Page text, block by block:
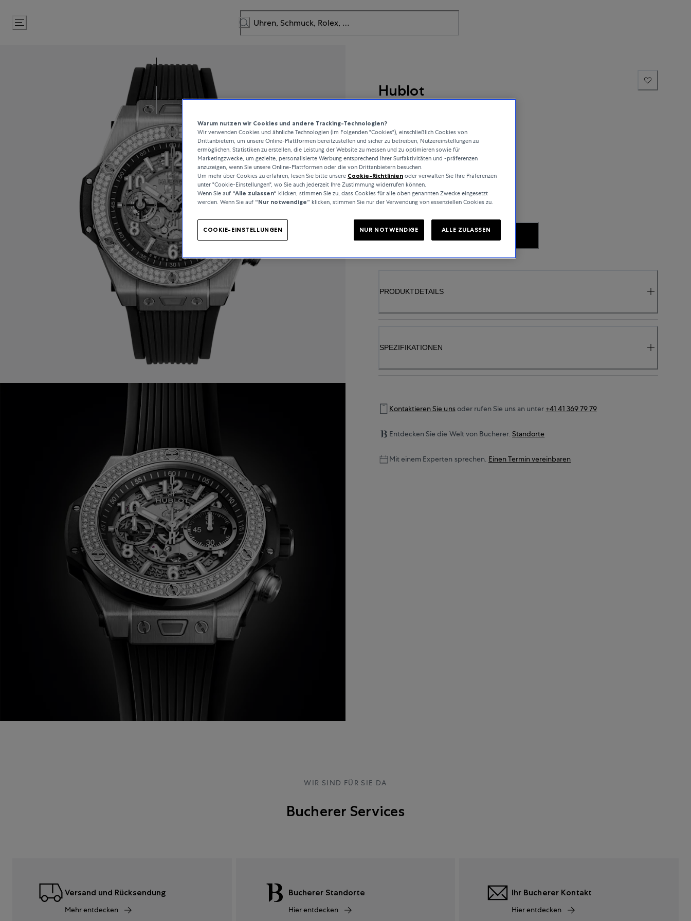
Zum
Inhalt
Hublot
25.900 CHF
inkl. MwSt. / kostenloser Versand
PRODUKTDETAILS
SPEZIFIKATIONEN
Kontaktieren Sie unsoder rufen Sie uns an unter +41 41 369 79 79
Entdecken Sie die Welt von Bucherer. Standorte
Mit einem Experten sprechen. Einen Termin vereinbaren
WIR SIND FÜR SIE DA
Bucherer Services
Versand und Rücksendung
Mehr entdecken
Bucherer Standorte
Hier entdecken
Ihr Bucherer Kontakt
Hier entdecken
Warum nutzen wir Cookies und andere Tracking-Technologien?
Wir verwenden Cookies und ähnliche Technologien (im Folgenden "Cookies"), einschließlich Cookies von
Drittanbietern, um unsere Online-Plattformen bereitzustellen und sicher zu betreiben, Nutzereinstellungen zu
ermöglichen, Statistiken zu erstellen, die Leistung der Website zu messen und zu optimieren sowie für
Marketingzwecke, um gezielte, personalisierte Werbung entsprechend Ihrer Surfaktivitäten und -präferenzen
anzuzeigen, wenn Sie unsere Online-Plattformen oder die von Drittanbietern besuchen.
Um mehr über Cookies zu erfahren, lesen Sie bitte unsere Cookie-Richtlinien oder verwalten Sie Ihre Präferenzen
unter "Cookie-Einstellungen", wo Sie auch jederzeit Ihre Zustimmung widerrufen können.
Wenn Sie auf “Alle zulassen“ klicken, stimmen Sie zu, dass Cookies für alle oben genannten Zwecke eingesetzt
werden. Wenn Sie auf “Nur notwendige” klicken, stimmen Sie nur der Verwendung von essenziellen Cookies zu.
COOKIE-EINSTELLUNGEN NUR NOTWENDIGE ALLE ZULASSEN